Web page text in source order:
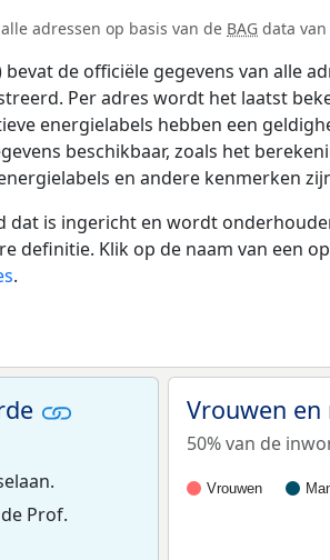
adressen op basis van de BAG data
de officiële gegevens van alle
Per adres wordt het laatst
energielabels hebben een
beschikbaar, zoals het
en andere kenmerken
dat is ingericht en wordt
definitie. Klik op de naam van een
.
Prof.
Vrouwen en
50% van de
Vrouwen